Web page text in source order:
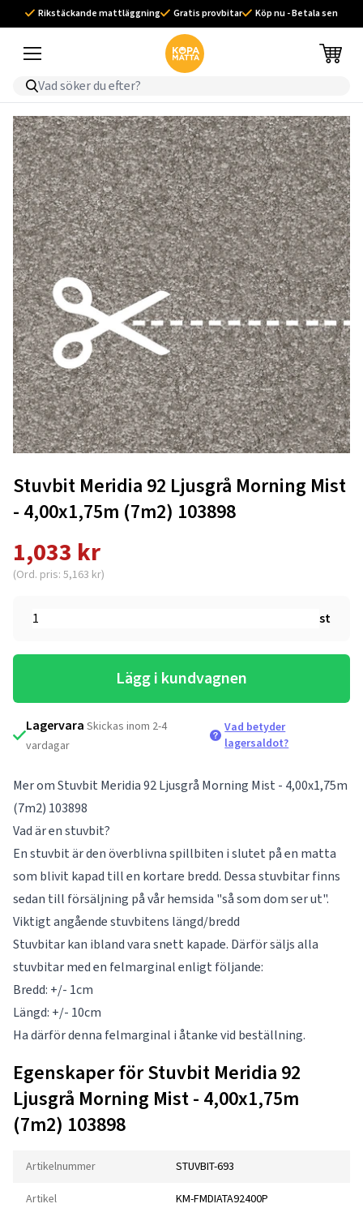
Rikstäckande mattläggning Gratis provbitar Köp nu - Betala sen
Stuvbit Meridia 92 Ljusgrå Morning Mist
- 4,00x1,75m (7m2) 103898
1,033 kr
(Ord. pris: 5,163 kr)
st
Lägg i kundvagnen
Lagervara Skickas inom 2-4
vardagar
Vad betyder
lagersaldot?
Mer om Stuvbit Meridia 92 Ljusgrå Morning Mist - 4,00x1,75m
(7m2) 103898
Vad är en stuvbit?
En stuvbit är den överblivna spillbiten i slutet på en matta
som blivit kapad till en kortare bredd. Dessa stuvbitar finns
sedan till försäljning på vår hemsida "så som dom ser ut".
Viktigt angående stuvbitens längd/bredd
Stuvbitar kan ibland vara snett kapade. Därför säljs alla
stuvbitar med en felmarginal enligt följande:
Bredd: +/- 1cm
Längd: +/- 10cm
Ha därför denna felmarginal i åtanke vid beställning.
Egenskaper för Stuvbit Meridia 92
Ljusgrå Morning Mist - 4,00x1,75m
(7m2) 103898
Artikelnummer STUVBIT-693
Artikel KM-FMDIATA92400P